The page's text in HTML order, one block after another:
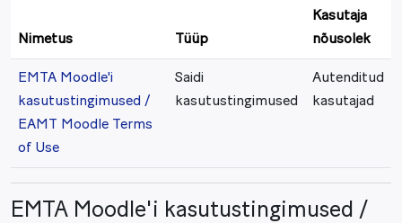
Nimetus Tüüp
Kasutaja
nõusolek
EMTA Moodle'i
kasutustingimused /
EAMT Moodle Terms
of Use
Saidi
kasutustingimused
Autenditud
kasutajad
EMTA Moodle'i kasutustingimused /